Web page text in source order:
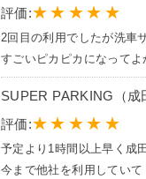
評価:★ ★ ★ ★ ★
2回目の利用でしたが洗車
すごいピカピカになって
SUPER PARKING（成
評価:★ ★ ★ ★ ★
予定より1時間以上早く成
今まで他社を利用していて